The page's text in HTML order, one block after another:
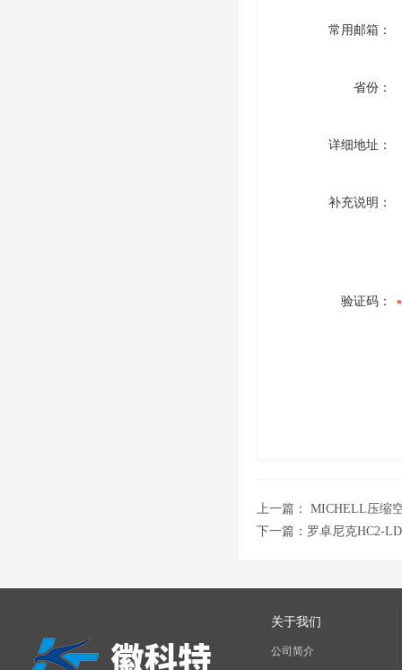
常用邮箱：
省份：
详细地址：
补充说明：
验证码：
上一篇： MICHELL压缩
下一篇： 罗卓尼克HC2-
关于我们
公司简介